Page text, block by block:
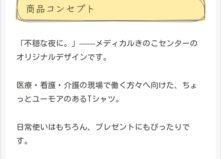
商品コンセプト
「不穏な夜に。」——メディカルきのこセンターの
オリジナルデザインです。
医療・看護・介護の現場で働く方々へ向けた、ちょ
っとユーモアのあるTシャツ。
日常使いはもちろん、プレゼントにもぴったりで
す。